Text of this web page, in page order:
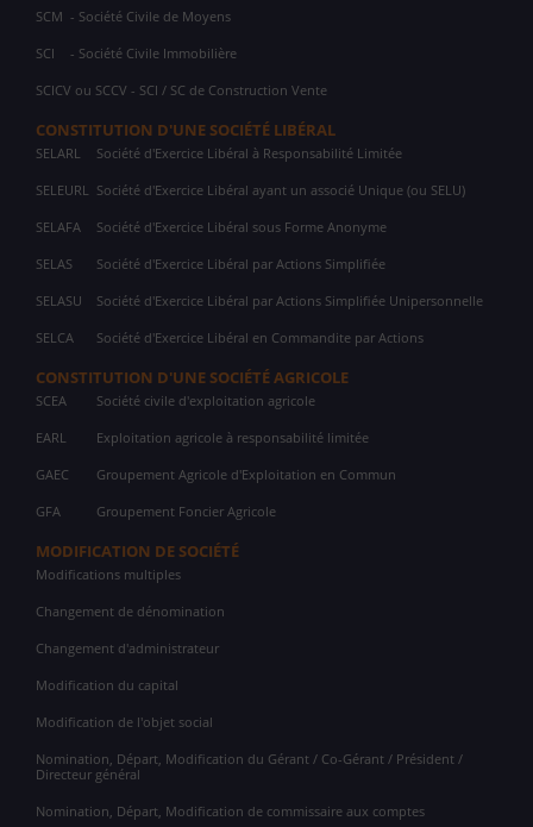
SCM - Société Civile de Moyens
SCI - Société Civile Immobilière
SCICV ou SCCV - SCI / SC de Construction Vente
CONSTITUTION D'UNE SOCIÉTÉ LIBÉRAL
SELARL Société d'Exercice Libéral à Responsabilité Limitée
SELEURL Société d'Exercice Libéral ayant un associé Unique (ou SELU)
SELAFA Société d'Exercice Libéral sous Forme Anonyme
SELAS Société d'Exercice Libéral par Actions Simplifiée
SELASU Société d'Exercice Libéral par Actions Simplifiée Unipersonnelle
SELCA Société d'Exercice Libéral en Commandite par Actions
CONSTITUTION D'UNE SOCIÉTÉ AGRICOLE
SCEA Société civile d'exploitation agricole
EARL Exploitation agricole à responsabilité limitée
GAEC Groupement Agricole d'Exploitation en Commun
GFA Groupement Foncier Agricole
MODIFICATION DE SOCIÉTÉ
Modifications multiples
Changement de dénomination
Changement d'administrateur
Modification du capital
Modification de l'objet social
Nomination, Départ, Modification du Gérant / Co-Gérant / Président /
Directeur général
Nomination, Départ, Modification de commissaire aux comptes